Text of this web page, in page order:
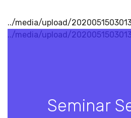
../media/upload/
../media/upload/
Seminar